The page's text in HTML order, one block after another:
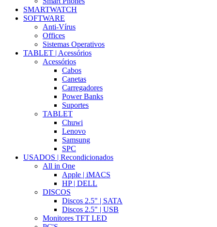
SMARTWATCH
SOFTWARE
Anti-Vírus
Offices
Sistemas Operativos
TABLET | Acessórios
Acessórios
Cabos
Canetas
Carregadores
Power Banks
Suportes
TABLET
Chuwi
Lenovo
Samsung
SPC
USADOS | Recondicionados
All in One
Apple | iMACS
HP | DELL
DISCOS
Discos 2.5" | SATA
Discos 2.5" | USB
Monitores TFT LED